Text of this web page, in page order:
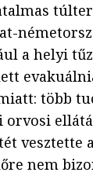
a helyi
több
orvosi
vesztette
nem